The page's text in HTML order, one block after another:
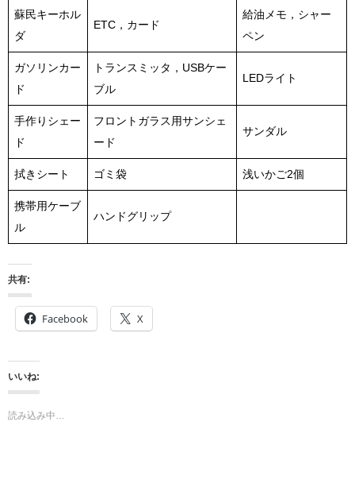
蘇民キーホル
ダ
ETC，カード
給油メモ，シャー
ペン
ガソリンカー
ド
トランスミッタ，USBケー
ブル
LEDライト
手作りシェー
ド
フロントガラス用サンシェ
ード
サンダル
拭きシート ゴミ袋 浅いかご2個
携帯用ケーブ
ル
ハンドグリップ
共有:
Facebook X
いいね:
読み込み中…